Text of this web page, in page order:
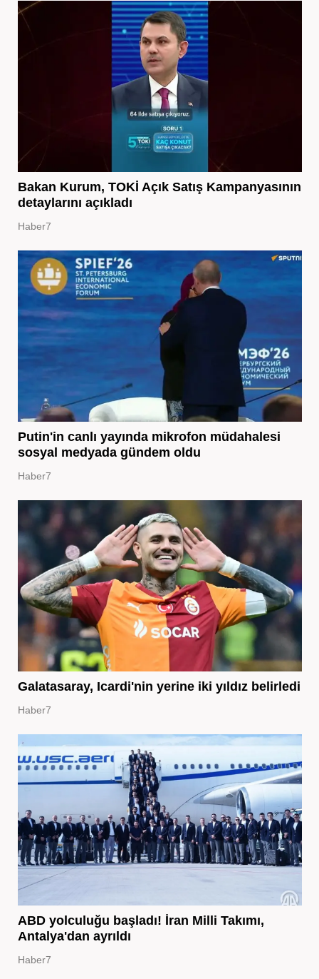
Bakan Kurum, TOKİ Açık Satış Kampanyasının
detaylarını açıkladı
Haber7
Putin'in canlı yayında mikrofon müdahalesi
sosyal medyada gündem oldu
Haber7
Galatasaray, Icardi'nin yerine iki yıldız belirledi
Haber7
ABD yolculuğu başladı! İran Milli Takımı,
Antalya'dan ayrıldı
Haber7